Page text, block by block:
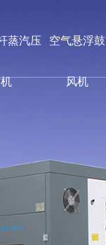
蒸汽压 空气悬浮鼓
风机